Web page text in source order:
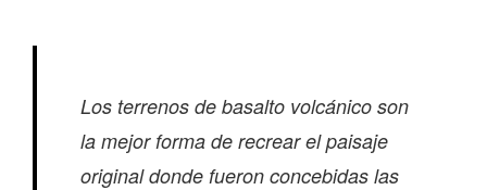
Los terrenos de basalto volcánico son
la mejor forma de recrear el paisaje
original donde fueron concebidas las